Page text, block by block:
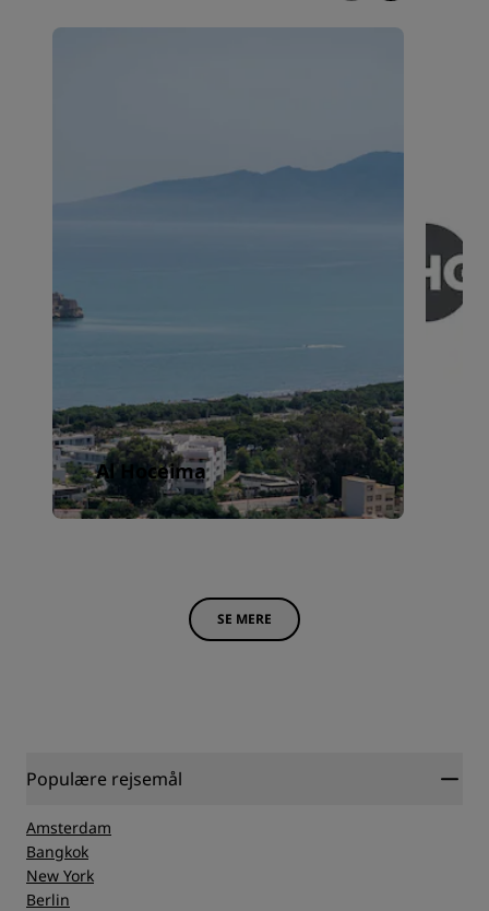
Al Hoceima
SE MERE
Populære rejsemål
Amsterdam
Bangkok
New York
Berlin